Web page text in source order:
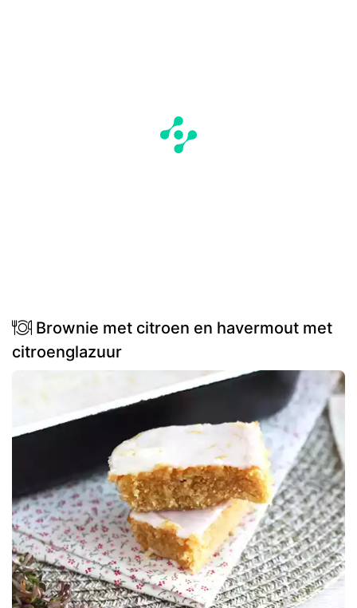
Brownie met citroen en havermout met
citroenglazuur